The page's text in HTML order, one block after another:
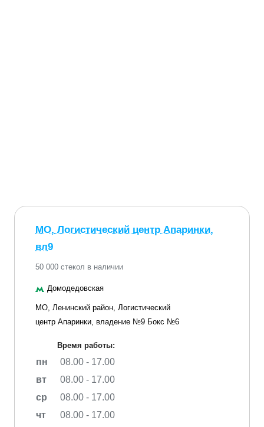
МО, Логистический центр Апаринки,
вл9
50 000 стекол в наличии
Домодедовская
МО, Ленинский район, Логистический
центр Апаринки, владение №9 Бокс №6
Время работы:
пн
08.00 - 17.00
вт
08.00 - 17.00
ср
08.00 - 17.00
чт
08.00 - 17.00